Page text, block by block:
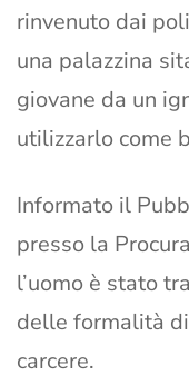
rinvenuto dai
una palazzina
giovane da un
utilizzarlo come
Informato il
presso la
l’uomo è stato
delle formalità
carcere.